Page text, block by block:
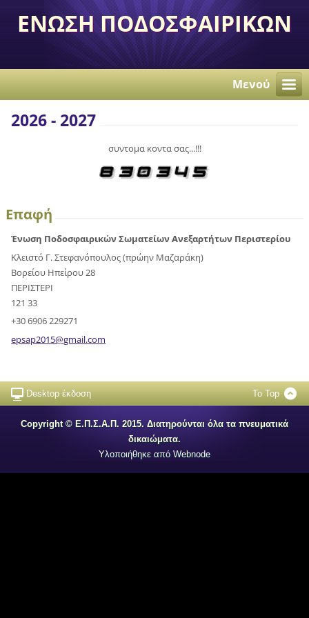
ΕΝΩΣΗ ΠΟΔΟΣΦΑΙΡΙΚΩΝ
ΣΩΜΑΤΕΙΩΝ
ΑΝΕΞΑΡΤΗΤΩΝ
ΠΕΡΙΣΤΕΡΙΟΥ
Μενού
2026 - 2027
συντομα κοντα σας...!!!
Επαφή
Ένωση Ποδοσφαιρικών Σωματείων Ανεξαρτήτων Περιστερίου
Κλειστό Γ. Στεφανόπουλος (πρώην Μαζαράκη)
Βορείου Ηπείρου 28
ΠΕΡΙΣΤΕΡΙ
121 33
+30 6906 229271
epsap2015@gmail.com
Desktop έκδοση To Top
Copyright © Ε.Π.Σ.Α.Π. 2015. Διατηρούνται όλα τα πνευματικά
δικαιώματα.
Υλοποιήθηκε από Webnode